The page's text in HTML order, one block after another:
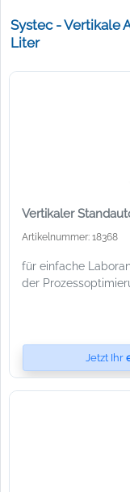
Systec - Vertikale
Liter
Vertikaler
Artikelnummer: 18368
für einfache
der
Jetzt Ihr